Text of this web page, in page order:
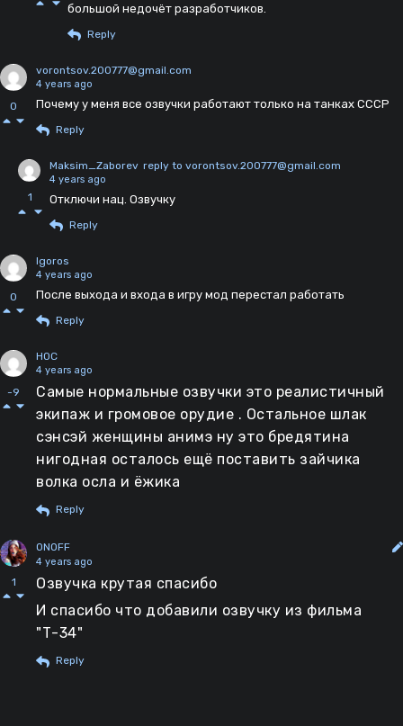
большой недочёт разработчиков.
Reply
0
vorontsov.200777@gmail.com
4 years ago
Почему у меня все озвучки работают только на танках СССР
Reply
1
Maksim_Zaborev reply to vorontsov.200777@gmail.com
4 years ago
Отключи нац. Озвучку
Reply
0
Igoros
4 years ago
После выхода и входа в игру мод перестал работать
Reply
-9
HOC
4 years ago
Самые нормальные озвучки это реалистичный
экипаж и громовое орудие . Остальное шлак
сэнсэй женщины анимэ ну это бредятина
нигодная осталось ещё поставить зайчика
волка осла и ёжика
Reply
1
ONOFF
4 years ago
Озвучка крутая спасибо
И спасибо что добавили озвучку из фильма
"Т-34"
Reply